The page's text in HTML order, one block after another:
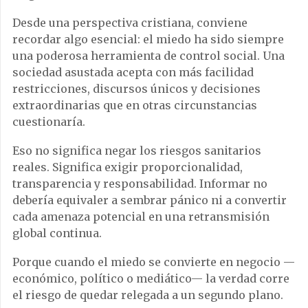
Desde una perspectiva cristiana, conviene
recordar algo esencial: el miedo ha sido siempre
una poderosa herramienta de control social. Una
sociedad asustada acepta con más facilidad
restricciones, discursos únicos y decisiones
extraordinarias que en otras circunstancias
cuestionaría.
Eso no significa negar los riesgos sanitarios
reales. Significa exigir proporcionalidad,
transparencia y responsabilidad. Informar no
debería equivaler a sembrar pánico ni a convertir
cada amenaza potencial en una retransmisión
global continua.
Porque cuando el miedo se convierte en negocio —
económico, político o mediático— la verdad corre
el riesgo de quedar relegada a un segundo plano.